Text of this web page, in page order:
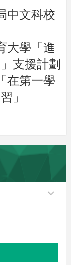
中文科校
大學「進
支援計劃
在第一學
」